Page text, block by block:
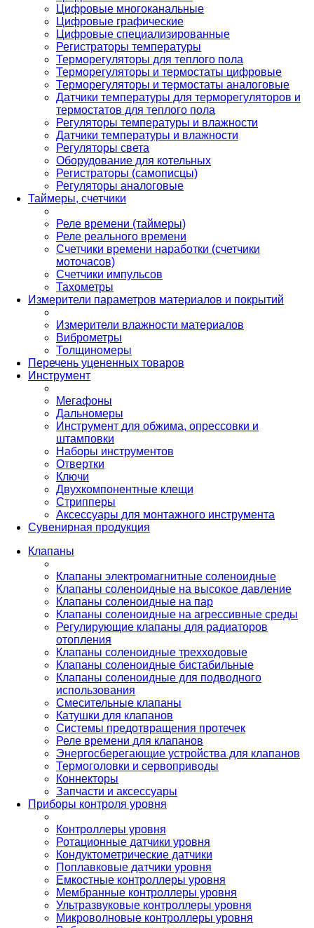
Цифровые многоканальные
Цифровые графические
Цифровые специализированные
Регистраторы температуры
Терморегуляторы для теплого пола
Терморегуляторы и термостаты цифровые
Терморегуляторы и термостаты аналоговые
Датчики температуры для терморегуляторов и
термостатов для теплого пола
Регуляторы температуры и влажности
Датчики температуры и влажности
Регуляторы света
Оборудование для котельных
Регистраторы (самописцы)
Регуляторы аналоговые
Таймеры, счетчики
Реле времени (таймеры)
Реле реального времени
Счетчики времени наработки (счетчики
моточасов)
Счетчики импульсов
Тахометры
Измерители параметров материалов и покрытий
Измерители влажности материалов
Виброметры
Толщиномеры
Перечень уцененных товаров
Инструмент
Мегафоны
Дальномеры
Инструмент для обжима, опрессовки и
штамповки
Наборы инструментов
Отвертки
Ключи
Двухкомпонентные клещи
Стрипперы
Аксессуары для монтажного инструмента
Сувенирная продукция
Клапаны
Клапаны электромагнитные соленоидные
Клапаны соленоидные на высокое давление
Клапаны соленоидные на пар
Клапаны соленоидные на агрессивные среды
Регулирующие клапаны для радиаторов
отопления
Клапаны соленоидные трехходовые
Клапаны соленоидные бистабильные
Клапаны соленоидные для подводного
использования
Смесительные клапаны
Катушки для клапанов
Системы предотвращения протечек
Реле времени для клапанов
Энергосберегающие устройства для клапанов
Термоголовки и сервоприводы
Коннекторы
Запчасти и аксессуары
Приборы контроля уровня
Контроллеры уровня
Ротационные датчики уровня
Кондуктометрические датчики
Поплавковые датчики уровня
Емкостные контроллеры уровня
Мембранные контроллеры уровня
Ультразвуковые контроллеры уровня
Микроволновые контроллеры уровня